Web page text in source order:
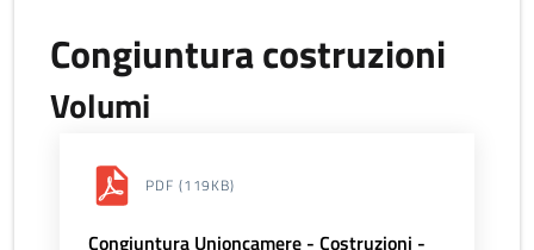
Congiuntura costruzioni
Volumi
PDF (119KB)
Congiuntura Unioncamere - Costruzioni -